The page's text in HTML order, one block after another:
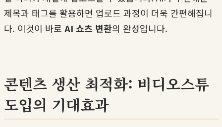
제목과 태그를 활용하면 업로드 과정이 더욱 간편해집니
다. 이것이 바로 AI 쇼츠 변환의 완성입니다.
콘텐츠 생산 최적화: 비디오스튜
도입의 기대효과